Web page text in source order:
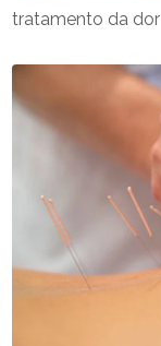
tratamento da dor